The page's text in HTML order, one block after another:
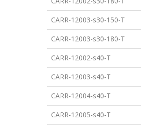
CARR-12003-s30-150-T
CARR-12003-s30-180-T
CARR-12002-s40-T
CARR-12003-s40-T
CARR-12004-s40-T
CARR-12005-s40-T